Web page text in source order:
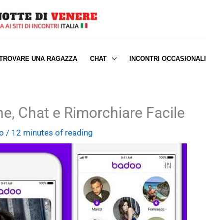
UNA RAGAZZA CHAT INCONTRI OCCASIONALI
Chat e Rimorchiare Facile
/ 12 minutes of reading